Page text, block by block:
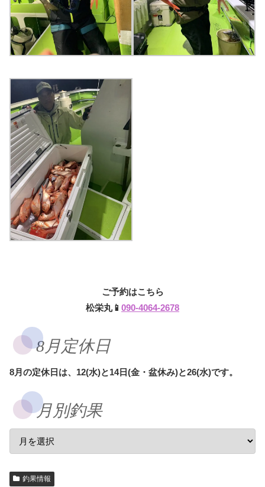
ご予約はこちら
松栄丸📱 090-4064-2678
8月定休日
8月の定休日は、12(水)と14日(金・盆休み)と26(水)です。
月別釣果
釣果情報